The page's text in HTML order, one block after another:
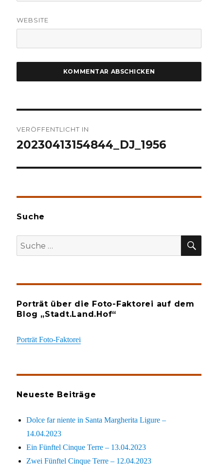
WEBSITE
VERÖFFENTLICHT IN
20230413154844_DJ_1956
Suche
Suche
nach:
Porträt über die Foto-Faktorei auf dem
Blog „Stadt.Land.Hof“
Porträt Foto-Faktorei
Neueste Beiträge
Dolce far niente in Santa Margherita Ligure –
14.04.2023
Ein Fünftel Cinque Terre – 13.04.2023
Zwei Fünftel Cinque Terre – 12.04.2023